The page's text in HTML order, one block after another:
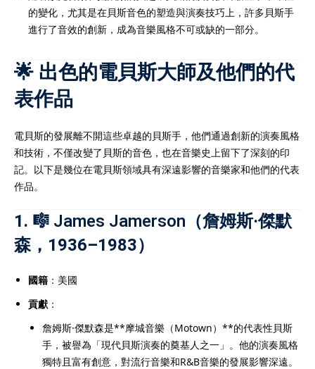
的變化，尤其是在貝斯音色的塑造與演奏技巧上，許多貝斯手
進行了音效的創新，成為音樂風格不可或缺的一部分。
🌟 出色的電貝斯大師及他們的代
表作品
電貝斯的發展離不開這些卓越的貝斯手，他們通過創新的演奏風格
和技術，不僅改變了貝斯的音色，也在音樂史上留下了深刻的印
記。以下是幾位在電貝斯領域具有深遠影響的音樂家和他們的代表
作品。
1. 🎼 James Jamerson （詹姆斯·傑默
森，1936–1983）
國籍 ：美國
貢獻 ：
詹姆斯·傑默森是**摩城音樂（Motown）**的代表性貝斯
手，被譽為「現代貝斯演奏的奠基人之一」。他的演奏風格
獨特且富有創意，對流行音樂和R&B音樂的發展影響深遠。